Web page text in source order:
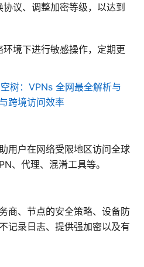
议、调整加密等级，以达到
境下进行敏感操作，定期更
树：VPNs 全网最全解析与
跨境访问效率
用户在网络受限地区访问全球
、代理、混淆工具等。
商、节点的安全策略、设备防
记录日志、提供强加密以及有